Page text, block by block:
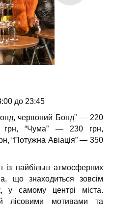
до 23:45
червоний Бонд” — 220
грн, “Чума” — 230 грн,
“Потужна Авіація” — 350
найбільш атмосферних
що знаходиться зовсім
у самому центрі міста.
лісовими мотивами та